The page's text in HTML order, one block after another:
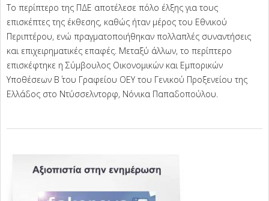
Το περίπτερο της ΠΔΕ αποτέλεσε πόλο έλξης για τους
επισκέπτες της έκθεσης, καθώς ήταν μέρος του Εθνικού
Περιπτέρου, ενώ πραγματοποιήθηκαν πολλαπλές συναντήσεις
και επιχειρηματικές επαφές. Μεταξύ άλλων, το περίπτερο
επισκέφτηκε η Σύμβουλος Οικονομικών και Εμπορικών
Υποθέσεων Β΄ του Γραφείου ΟΕΥ του Γενικού Προξενείου της
Ελλάδος στο Ντύσσελντορφ, Νόνικα Παπαδοπούλου.